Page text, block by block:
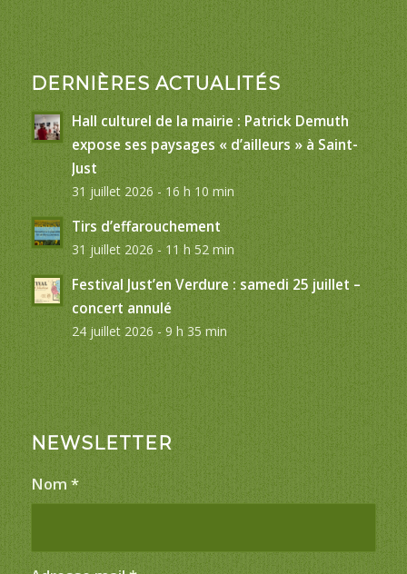
DERNIÈRES ACTUALITÉS
Hall culturel de la mairie : Patrick Demuth
expose ses paysages « d’ailleurs » à Saint-
Just
31 juillet 2026 - 16 h 10 min
Tirs d’effarouchement
31 juillet 2026 - 11 h 52 min
Festival Just’en Verdure : samedi 25 juillet –
concert annulé
24 juillet 2026 - 9 h 35 min
NEWSLETTER
Nom *